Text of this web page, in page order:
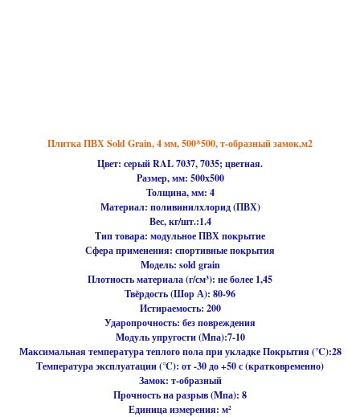
Плитка ПВХ Sold Grain, 4 мм, 500*500, т-образный замок,м2
Цвет: серый RAL 7037, 7035; цветная.
Размер, мм: 500х500
Толщина, мм: 4
Материал: поливинилхлорид (ПВХ)
Вес, кг/шт.:1.4
Тип товара: модульное ПВХ покрытие
Сфера применения: спортивные покрытия
Модель: sold grain
Плотность материала (г/см³): не более 1,45
Твёрдость (Шор А): 80-96
Истираемость: 200
Ударопрочность: без повреждения
Модуль упругости (Мпа):7-10
Максимальная температура теплого пола при укладке Покрытия (℃):28
Температура эксплуатации (℃): от -30 до +50 с (кратковременно)
Замок: т-образный
Прочность на разрыв (Мпа): 8
Единица измерения: м²